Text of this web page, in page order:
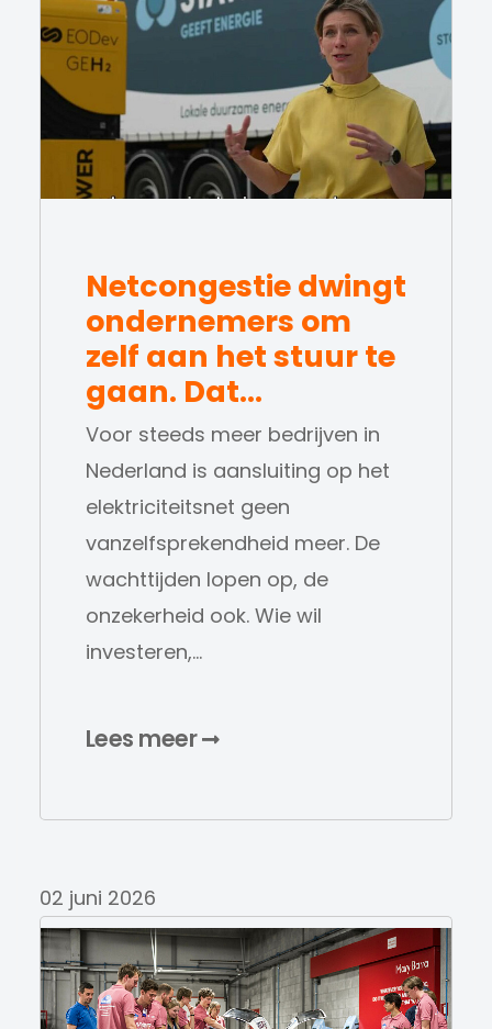
Netcongestie dwingt
ondernemers om
zelf aan het stuur te
gaan. Dat…
Voor steeds meer bedrijven in
Nederland is aansluiting op het
elektriciteitsnet geen
vanzelfsprekendheid meer. De
wachttijden lopen op, de
onzekerheid ook. Wie wil
investeren,…
Lees meer
02 juni 2026